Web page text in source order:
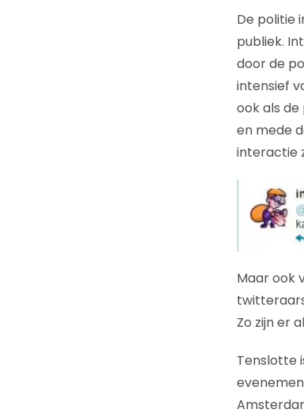
De politie
publiek.
door de
intensief
ook als
en mede
interactie
Maar ook
Zo zijn er
Tenslotte